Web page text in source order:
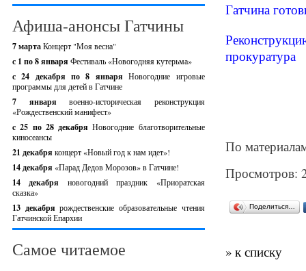
Афиша-анонсы Гатчины
7 мартаКонцерт "Моя весна"
с 1 по 8 января Фестиваль «Новогодняя кутерьма»
с 24 декабря по 8 январяНовогодние игровые
программы для детей в Гатчине
7 январявоенно-историческая реконструкция
«Рождественский манифест»
c 25 по 28 декабряНовогодние благотворительные
киносеансы
21 декабря концерт «Новый год к нам идет»!
14 декабря «Парад Дедов Морозов» в Гатчине!
14 декабря новогодний праздник «Приоратская
сказка»
13 декабрярождественские образовательные чтения
Гатчинской Епархии
Самое читаемое
Гатчина
прокуратура
По
Просмотров:
Поделиться…
» к списку